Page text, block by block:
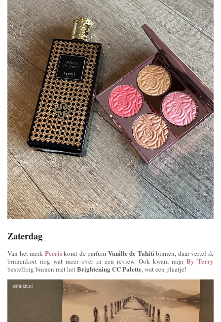
Zaterdag
Van het merk Perriskomt de parfum Vanille de Tahiti binnen, daar vertel ik
binnenkort nog wat meer over in een review. Ook kwam mijn By Terry
bestelling binnen met hetBrightening CC Palette, wat een plaatje!